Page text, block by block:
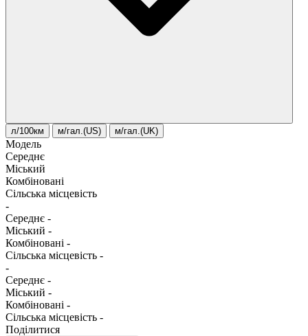
л/100км м/гал.(US) м/гал.(UK)
Модель
Середнє
Міський
Комбіновані
Сільська місцевість
-
Середнє -
Міський -
Комбіновані -
Сільська місцевість -
-
Середнє -
Міський -
Комбіновані -
Сільська місцевість -
Поділитися